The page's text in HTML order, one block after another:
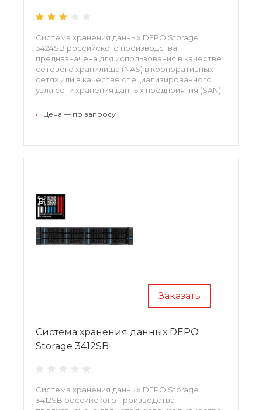
Система хранения данных DEPO Storage
3424SB российского производства
предназначена для использования в качестве
сетевого хранилища (NAS) в корпоративных
сетях или в качестве специализированного
узла сети хранения данных предприятия (SAN).
• Цена — по запросу
Заказать
Система хранения данных DEPO
Storage 3412SB
Система хранения данных DEPO Storage
3412SB российского производства